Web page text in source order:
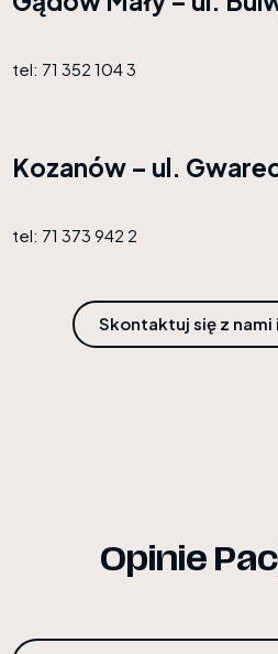
tel: 71 352 104 3
Kozanów – ul.
tel: 71 373 942 2
Skontaktuj się z
Opinie